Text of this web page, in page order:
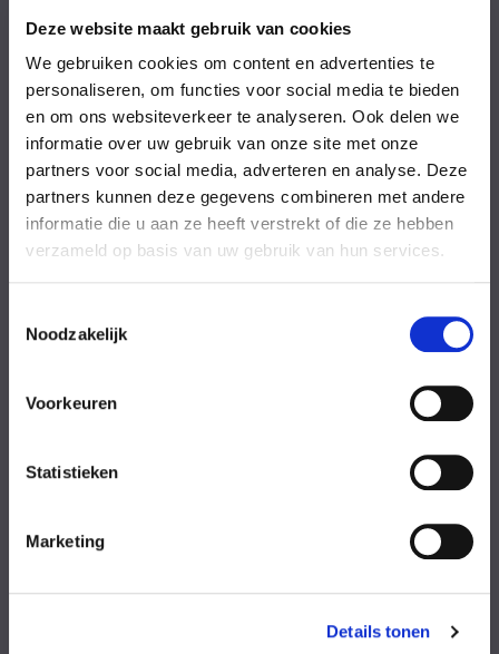
Deze website maakt gebruik van cookies
We gebruiken cookies om content en advertenties te
personaliseren, om functies voor social media te bieden
en om ons websiteverkeer te analyseren. Ook delen we
informatie over uw gebruik van onze site met onze
partners voor social media, adverteren en analyse. Deze
partners kunnen deze gegevens combineren met andere
informatie die u aan ze heeft verstrekt of die ze hebben
verzameld op basis van uw gebruik van hun services.
Noodzakelijk
Voorkeuren
Statistieken
Marketing
Details tonen
Zaterdag
Feestdagen
09:00-17:00 uur
Gesloten
Stel uw vraag
Achternaam
Eventuele
opmerkingen
Privacyverklaring
Ik ga akkoord met deprivacy statement&algemene voorwaarden.